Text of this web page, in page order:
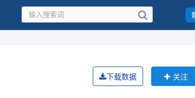
关注
下载数据